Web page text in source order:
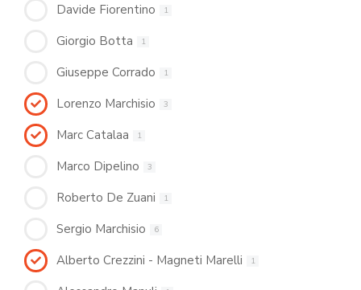
Davide Fiorentino 1
Giorgio Botta 1
Giuseppe Corrado 1
Lorenzo Marchisio 3
Marc Catalaa 1
Marco Dipelino 3
Roberto De Zuani 1
Sergio Marchisio 6
Alberto Crezzini - Magneti Marelli 1